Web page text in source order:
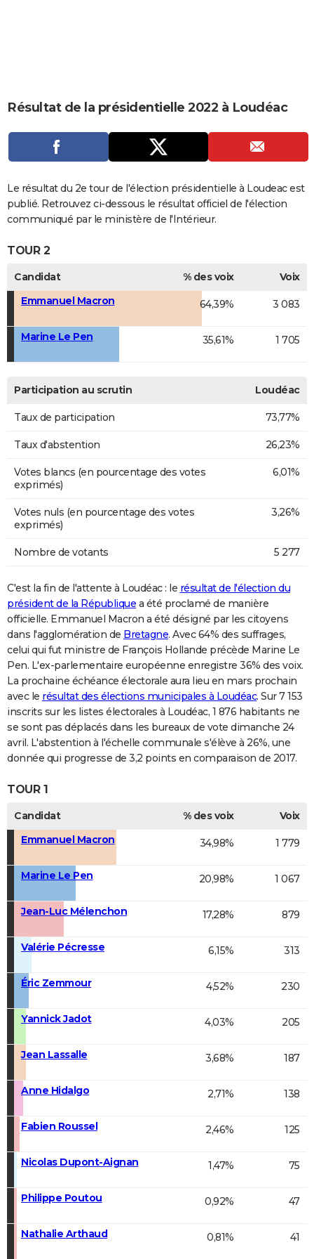
CARTE DE VOEUX
DICTIONNAIRE
Dictionnaire
Biographies
Expressions
Proverbes
PROGRAMME TV
COPAINS D'AVANT
Se connecter
Collèges
Universités
Entreprises
Service militaire
Avis de recherche
AVIS DE DÉCÈS
FORUM
Bricolage
Culture
Television
Voyage
Résultat de la présidentielle 2022 à Loudéac
Le résultat du 2e tour de l'élection présidentielle à Loudeac est
publié. Retrouvez ci-dessous le résultat officiel de l'élection
communiqué par le ministère de l'Intérieur.
TOUR 2
Candidat % des voix
Voix
Emmanuel Macron
64,39% 3 083
Marine Le Pen 35,61% 1 705
Participation au scrutin Loudéac
Taux de participation 73,77%
Taux d'abstention 26,23%
Votes blancs (en pourcentage des votes
exprimés)
6,01%
Votes nuls (en pourcentage des votes
exprimés)
3,26%
Nombre de votants 5 277
C'est la fin de l'attente à Loudéac : le résultat de l'élection du
président de la République a été proclamé de manière
officielle. Emmanuel Macron a été désigné par les citoyens
dans l'agglomération de Bretagne. Avec 64% des suffrages,
celui qui fut ministre de François Hollande précède Marine Le
Pen. L'ex-parlementaire européenne enregistre 36% des voix.
La prochaine échéance électorale aura lieu en mars prochain
avec le résultat des élections municipales à Loudéac. Sur 7 153
inscrits sur les listes électorales à Loudéac, 1 876 habitants ne
se sont pas déplacés dans les bureaux de vote dimanche 24
avril. L'abstention à l'échelle communale s'élève à 26%, une
donnée qui progresse de 3,2 points en comparaison de 2017.
TOUR 1
Candidat % des voix
Voix
Emmanuel Macron
34,98% 1 779
Marine Le Pen 20,98% 1 067
Jean-Luc Mélenchon 17,28% 879
Valérie Pécresse 6,15% 313
Éric Zemmour 4,52% 230
Yannick Jadot 4,03% 205
Jean Lassalle 3,68% 187
Anne Hidalgo 2,71% 138
Fabien Roussel 2,46% 125
Nicolas Dupont-Aignan 1,47% 75
Philippe Poutou 0,92% 47
Nathalie Arthaud 0,81% 41